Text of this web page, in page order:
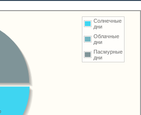
Солнечные
дни
Облачные
дни
Пасмурные
дни